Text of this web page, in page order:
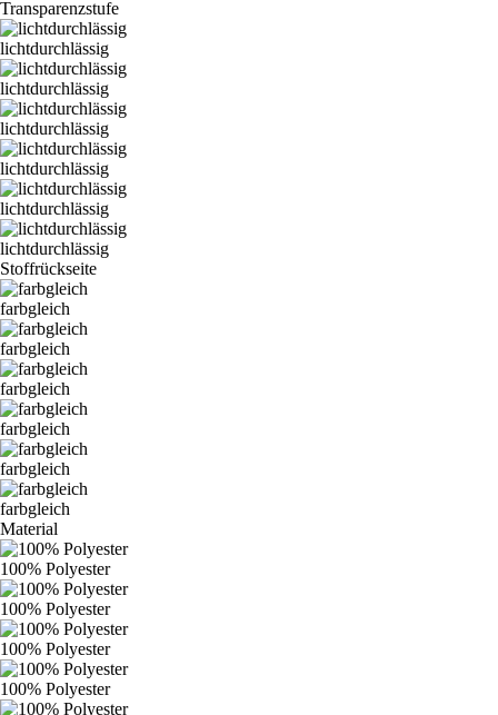
Transparenzstufe
lichtdurchlässig
lichtdurchlässig
lichtdurchlässig
lichtdurchlässig
lichtdurchlässig
lichtdurchlässig
Stoffrückseite
farbgleich
farbgleich
farbgleich
farbgleich
farbgleich
farbgleich
Material
100% Polyester
100% Polyester
100% Polyester
100% Polyester